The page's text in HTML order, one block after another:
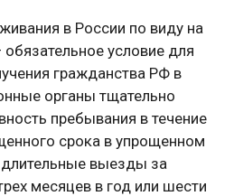
в России по виду на
условие для
гражданства РФ в
органы тщательно
пребывания в течение
срока в упрощенном
выезды за
месяцев в год или шести